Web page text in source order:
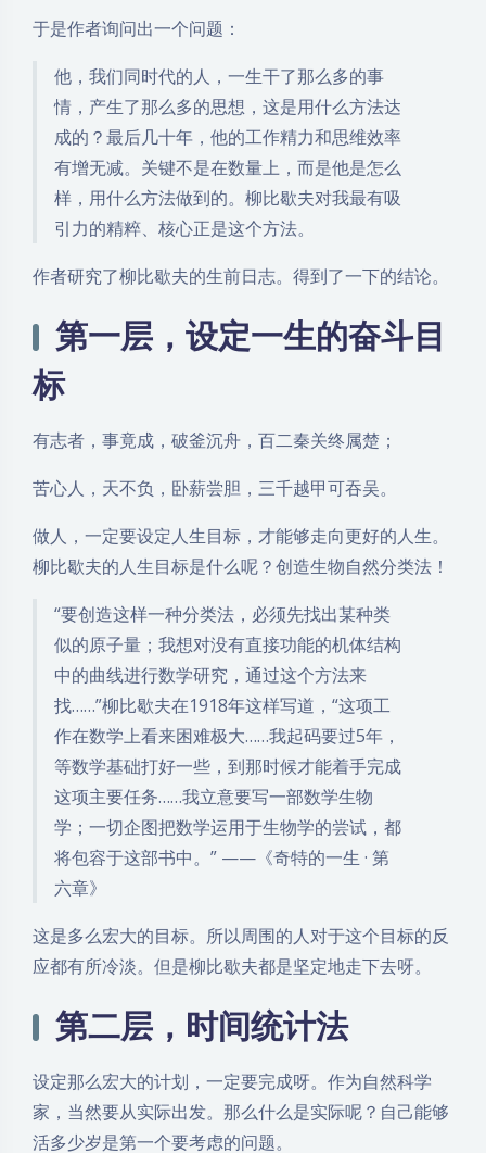
于是作者询问出一个问题：
他，我们同时代的人，一生干了那么多的事
情，产生了那么多的思想，这是用什么方法达
成的？最后几十年，他的工作精力和思维效率
有增无减。关键不是在数量上，而是他是怎么
样，用什么方法做到的。柳比歇夫对我最有吸
引力的精粹、核心正是这个方法。
作者研究了柳比歇夫的生前日志。得到了一下的结论。
第一层，设定一生的奋斗目
标
有志者，事竟成，破釜沉舟，百二秦关终属楚；
苦心人，天不负，卧薪尝胆，三千越甲可吞吴。
做人，一定要设定人生目标，才能够走向更好的人生。
柳比歇夫的人生目标是什么呢？创造生物自然分类法！
“要创造这样一种分类法，必须先找出某种类
似的原子量；我想对没有直接功能的机体结构
中的曲线进行数学研究，通过这个方法来
找……”柳比歇夫在1918年这样写道，“这项工
作在数学上看来困难极大……我起码要过5年，
等数学基础打好一些，到那时候才能着手完成
这项主要任务……我立意要写一部数学生物
学；一切企图把数学运用于生物学的尝试，都
将包容于这部书中。” ——《奇特的一生 · 第
六章》
这是多么宏大的目标。所以周围的人对于这个目标的反
应都有所冷淡。但是柳比歇夫都是坚定地走下去呀。
第二层，时间统计法
设定那么宏大的计划，一定要完成呀。作为自然科学
家，当然要从实际出发。那么什么是实际呢？自己能够
活多少岁是第一个要考虑的问题。